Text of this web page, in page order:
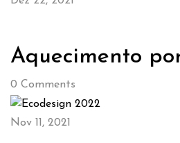
Aquecimento
0 Comments
Nov 11, 2021